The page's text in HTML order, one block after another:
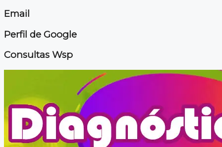
Email
Perfil de Google
Consultas Wsp